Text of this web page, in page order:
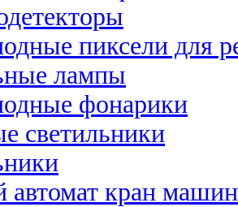
пиксели для
лампы
фонарики
светильники
автомат кран